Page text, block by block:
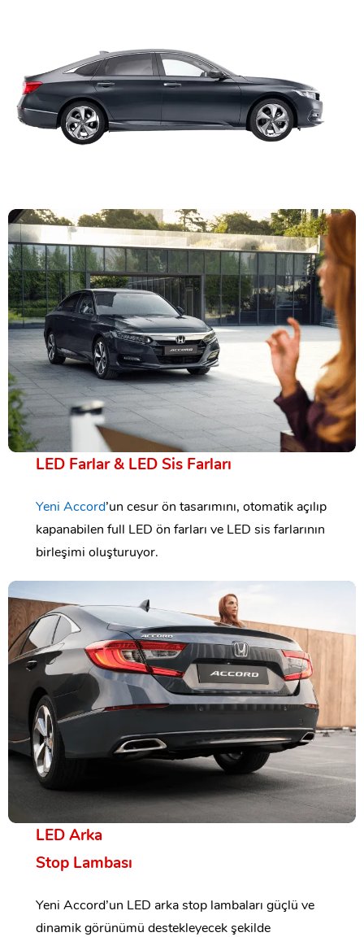
LED Farlar & LED Sis Farları
Yeni Accord’un cesur ön tasarımını, otomatik açılıp
kapanabilen full LED ön farları ve LED sis farlarının
birleşimi oluşturuyor.
LED Arka
Stop Lambası
Yeni Accord’un LED arka stop lambaları güçlü ve
dinamik görünümü destekleyecek şekilde